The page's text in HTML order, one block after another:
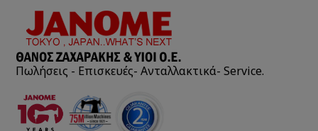
Πωλήσεις - Επισκευές- Ανταλλακτικά- Service.